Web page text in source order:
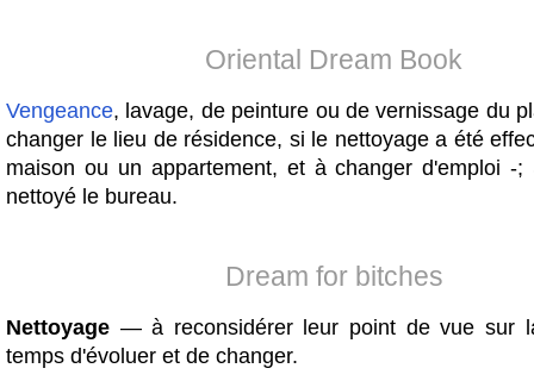
Oriental Dream Book
Vengeance, lavage, de peinture ou de vernissage du
changer le lieu de résidence, si le nettoyage a été
maison ou un appartement, et à changer d'emploi -;
nettoyé le bureau.
Dream for bitches
Nettoyage — à reconsidérer leur point de vue sur
temps d'évoluer et de changer.